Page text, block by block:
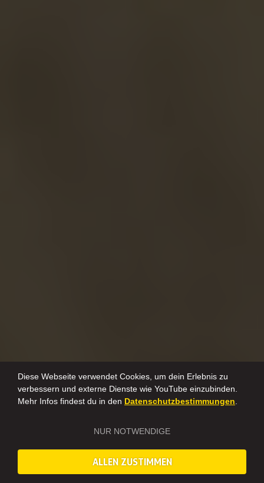
Diese Webseite verwendet Cookies, um dein Erlebnis zu
verbessern und externe Dienste wie YouTube einzubinden.
Mehr Infos findest du in den Datenschutzbestimmungen.
NUR NOTWENDIGE
ALLEN ZUSTIMMEN